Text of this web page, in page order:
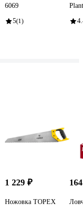
6069
5(1)
1 229 ₽
Ножовка TOPEX